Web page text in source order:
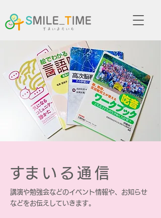
​すまいる通信
講演や勉強会などのイベント情報や、お知らせ
などをお伝えしていきます。